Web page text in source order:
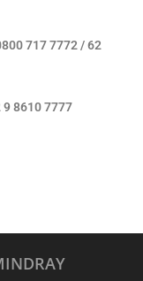
717 7772 / 62
8610 7777